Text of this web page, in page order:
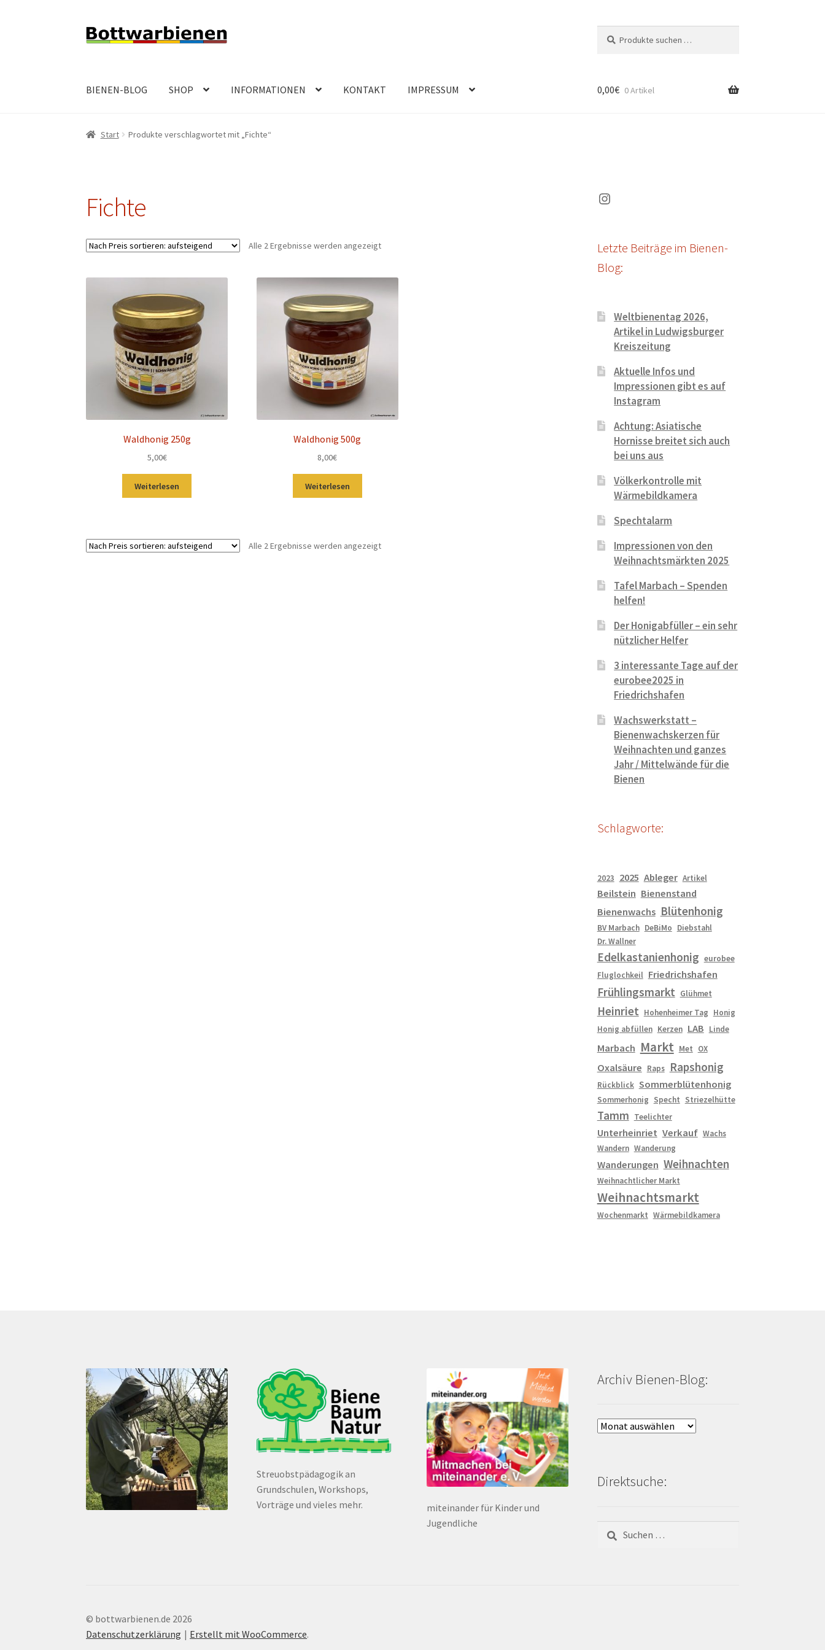
Zur
Navigation
Zum
Inhalt
nach:
BIENEN-BLOG SHOP INFORMATIONEN KONTAKT IMPRESSUM 0,00€ 0 Artikel
Start Produkte verschlagwortet mit „Fichte“
Fichte
Alle 2 Ergebnisse werden angezeigtNach
Waldhonig 250g
5,00€
Weiterlesen
Waldhonig 500g
8,00€
Weiterlesen
Alle 2 Ergebnisse werden angezeigtNach
Instagram
Letzte Beiträge im Bienen-
Blog:
Weltbienentag 2026,
Artikel in Ludwigsburger
Kreiszeitung
Aktuelle Infos und
Impressionen gibt es auf
Instagram
Achtung: Asiatische
Hornisse breitet sich auch
bei uns aus
Völkerkontrolle mit
Wärmebildkamera
Spechtalarm
Impressionen von den
Weihnachtsmärkten 2025
Tafel Marbach – Spenden
helfen!
Der Honigabfüller – ein sehr
nützlicher Helfer
3 interessante Tage auf der
eurobee2025 in
Friedrichshafen
Wachswerkstatt –
Bienenwachskerzen für
Weihnachten und ganzes
Jahr / Mittelwände für die
Bienen
Schlagworte:
2023 2025 Ableger Artikel
Beilstein Bienenstand
Bienenwachs Blütenhonig
BV Marbach DeBiMo Diebstahl
Dr. Wallner
Edelkastanienhonig eurobee
Fluglochkeil Friedrichshafen
Frühlingsmarkt Glühmet
Heinriet Hohenheimer Tag Honig
Honig abfüllen Kerzen LAB Linde
Marbach Markt Met OX
Oxalsäure Raps Rapshonig
Rückblick Sommerblütenhonig
Sommerhonig Specht Striezelhütte
Tamm Teelichter
Unterheinriet Verkauf Wachs
Wandern Wanderung
Wanderungen Weihnachten
Weihnachtlicher Markt
Weihnachtsmarkt
Wochenmarkt Wärmebildkamera
Streuobstpädagogik an
Grundschulen, Workshops,
Vorträge und vieles mehr.
miteinander für Kinder und
Jugendliche
Archiv Bienen-Blog:
Archiv
Direktsuche:
nach:
© bottwarbienen.de 2026
Datenschutzerklärung
Erstellt mit WooCommerce.